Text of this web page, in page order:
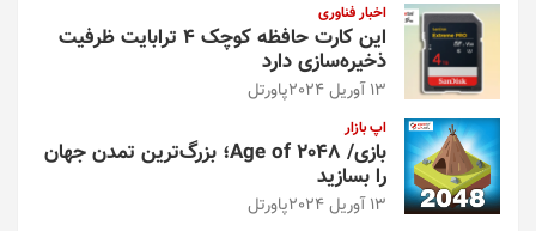
اخبار فناوری
این کارت حافظه کوچک ۴ ترابایت ظرفیت
ذخیره‌سازی دارد
13 آوریل 2024 پاورتل
اپ بازار
بازی/ Age of 2048؛ بزرگ‌ترین تمدن جهان
را بسازید
13 آوریل 2024 پاورتل